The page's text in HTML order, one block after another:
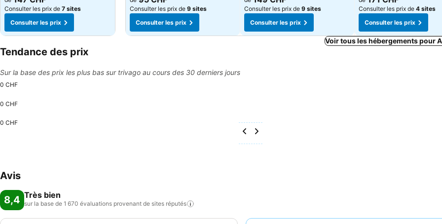
Consulter les prix de 7 sites
Consulter les prix
Consulter les prix de 9 sites
Consulter les prix
Consulter les prix de 9 sites
Consulter les prix
Consulter les prix de 4 sites
Consulter les prix
Voir tous les hébergements pour
Tendance des prix
Sur la base des prix les plus bas sur trivago au cours des 30 derniers jours
0 CHF
0 CHF
0 CHF
Avis
8,4 Très bien
sur la base de 1 670 évaluations provenant de sites réputés